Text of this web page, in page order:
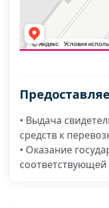
• Выдача
средств к
• Оказание
соответствующей